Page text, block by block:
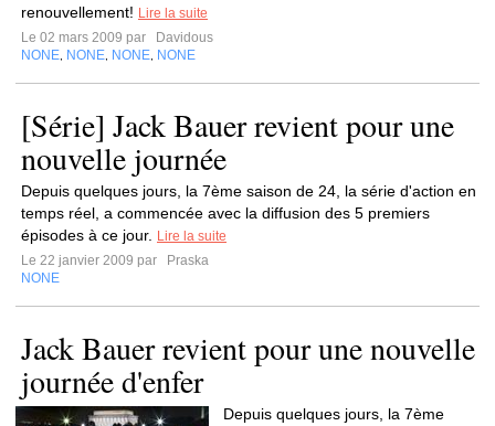
renouvellement! Lire la suite
Le 02 mars 2009 par
Davidous
NONE NONE NONE NONE
[Série] Jack Bauer revient pour une
nouvelle journée
Depuis quelques jours, la 7ème saison de 24, la série d'action en
temps réel, a commencée avec la diffusion des 5 premiers
épisodes à ce jour.
Lire la suite
Le 22 janvier 2009 par
Praska
NONE
Jack Bauer revient pour une nouvelle
journée d'enfer
Depuis quelques jours, la 7ème